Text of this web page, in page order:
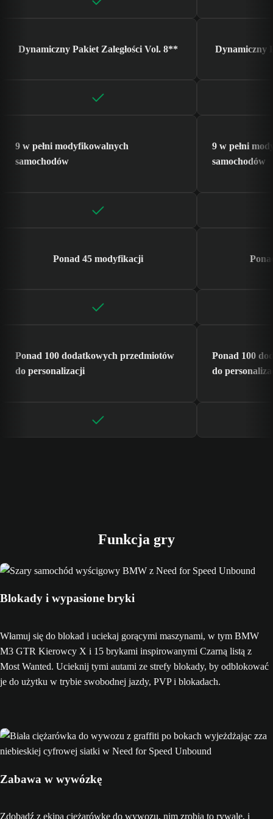
Dynamiczny Pakiet Zaległości Vol. 8**
9 w pełni modyfikowalnych
samochodów
Ponad 45 modyfikacji
Ponad 100 dodatkowych przedmiotów
do personalizacji
Dynamiczny
9 w pełni
samochodów
Ponad 100
do
Funkcja gry
Blokady i wypasione bryki
Włamuj się do blokad i uciekaj gorącymi maszynami, w tym BMW
M3 GTR Kierowcy X i 15 brykami inspirowanymi Czarną listą z
Most Wanted. Ucieknij tymi autami ze strefy blokady, by odblokować
je do użytku w trybie swobodnej jazdy, PVP i blokadach.
Zabawa w wywózkę
Zdobądź z ekipą ciężarówkę do wywozu, nim zrobią to rywale, i